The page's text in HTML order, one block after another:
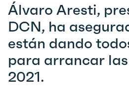
Álvaro Aresti,
DCN, ha
están dando
para arrancar
2021.